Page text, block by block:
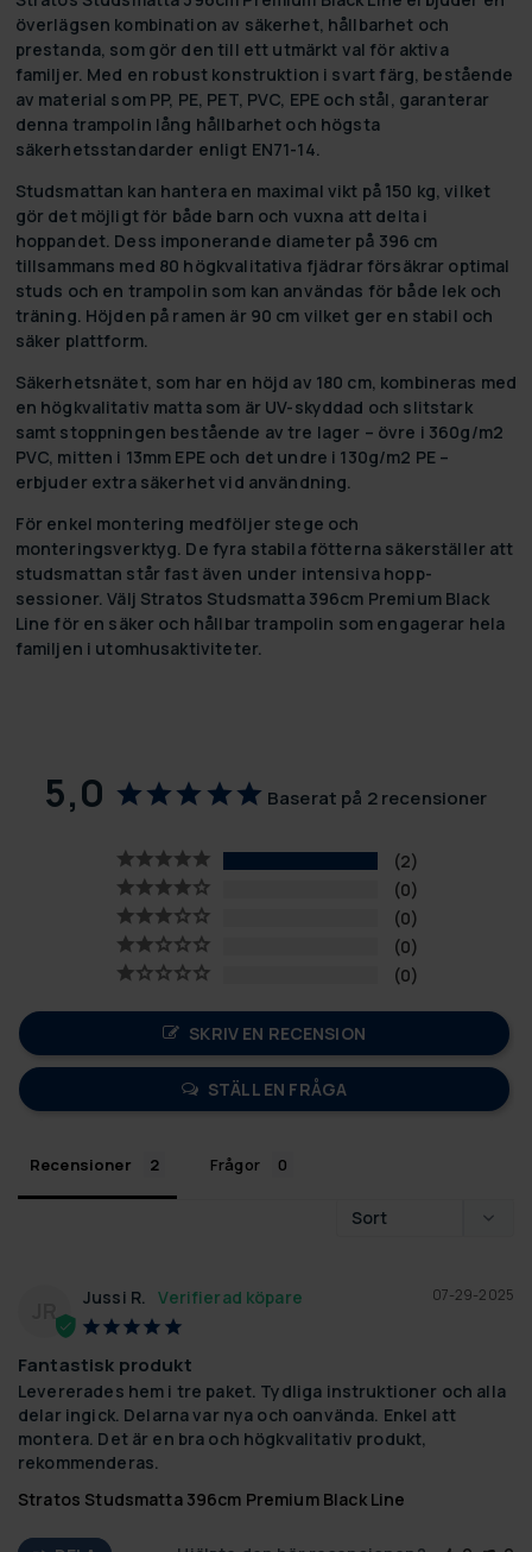
överlägsen kombination av säkerhet, hållbarhet och
prestanda, som gör den till ett utmärkt val för aktiva
familjer. Med en robust konstruktion i svart färg, bestående
av material som PP, PE, PET, PVC, EPE och stål, garanterar
denna trampolin lång hållbarhet och högsta
säkerhetsstandarder enligt EN71-14.
Studsmattan kan hantera en maximal vikt på 150 kg, vilket
gör det möjligt för både barn och vuxna att delta i
hoppandet. Dess imponerande diameter på 396 cm
tillsammans med 80 högkvalitativa fjädrar försäkrar optimal
studs och en trampolin som kan användas för både lek och
träning. Höjden på ramen är 90 cm vilket ger en stabil och
säker plattform.
Säkerhetsnätet, som har en höjd av 180 cm, kombineras med
en högkvalitativ matta som är UV-skyddad och slitstark
samt stoppningen bestående av tre lager – övre i 360g/m2
PVC, mitten i 13mm EPE och det undre i 130g/m2 PE –
erbjuder extra säkerhet vid användning.
För enkel montering medföljer stege och
monteringsverktyg. De fyra stabila fötterna säkerställer att
studsmattan står fast även under intensiva hopp-
sessioner. Välj Stratos Studsmatta 396cm Premium Black
Line för en säker och hållbar trampolin som engagerar hela
familjen i utomhusaktiviteter.
5,0 Baserat på 2 recensioner
2
0
0
0
0
SKRIV EN RECENSION
STÄLL EN FRÅGA
Recensioner Frågor
07-29-2025
Jussi R.
Fantastisk produkt
Levererades hem i tre paket. Tydliga instruktioner och alla
delar ingick. Delarna var nya och oanvända. Enkel att
montera. Det är en bra och högkvalitativ produkt,
rekommenderas.
Stratos Studsmatta 396cm Premium Black Line